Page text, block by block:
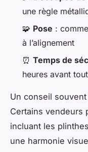
une règle
🧩 Pose :
à l’alignement
⏰ Temps de
heures avant
Un conseil
Certains vendeurs
incluant les
une harmonie